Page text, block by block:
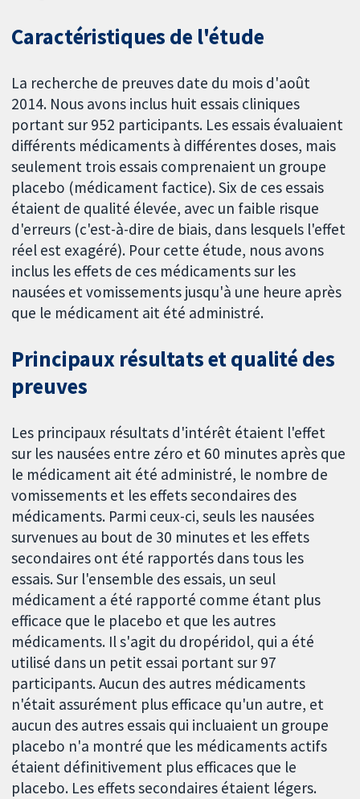
Caractéristiques de l'étude
La recherche de preuves date du mois d'août
2014. Nous avons inclus huit essais cliniques
portant sur 952 participants. Les essais évaluaient
différents médicaments à différentes doses, mais
seulement trois essais comprenaient un groupe
placebo (médicament factice). Six de ces essais
étaient de qualité élevée, avec un faible risque
d'erreurs (c'est-à-dire de biais, dans lesquels l'effet
réel est exagéré). Pour cette étude, nous avons
inclus les effets de ces médicaments sur les
nausées et vomissements jusqu'à une heure après
que le médicament ait été administré.
Principaux résultats et qualité des
preuves
Les principaux résultats d'intérêt étaient l'effet
sur les nausées entre zéro et 60 minutes après que
le médicament ait été administré, le nombre de
vomissements et les effets secondaires des
médicaments. Parmi ceux-ci, seuls les nausées
survenues au bout de 30 minutes et les effets
secondaires ont été rapportés dans tous les
essais. Sur l'ensemble des essais, un seul
médicament a été rapporté comme étant plus
efficace que le placebo et que les autres
médicaments. Il s'agit du dropéridol, qui a été
utilisé dans un petit essai portant sur 97
participants. Aucun des autres médicaments
n'était assurément plus efficace qu'un autre, et
aucun des autres essais qui incluaient un groupe
placebo n'a montré que les médicaments actifs
étaient définitivement plus efficaces que le
placebo. Les effets secondaires étaient légers.